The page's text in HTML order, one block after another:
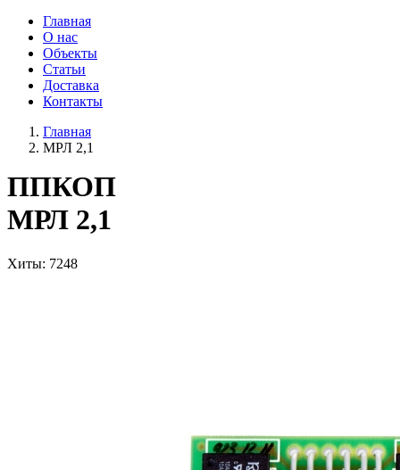
Главная
О нас
Объекты
Статьи
Доставка
Контакты
Главная
МРЛ 2,1
ППКОП
МРЛ 2,1
Хиты: 7248